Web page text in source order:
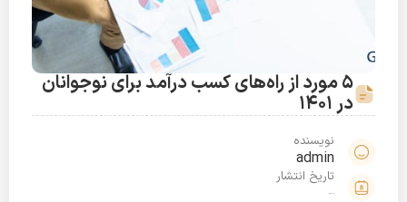
5 مورد از راه‌های کسب درآمد برای نوجوانان
در 1401
نویسنده
admin
تاریخ انتشار